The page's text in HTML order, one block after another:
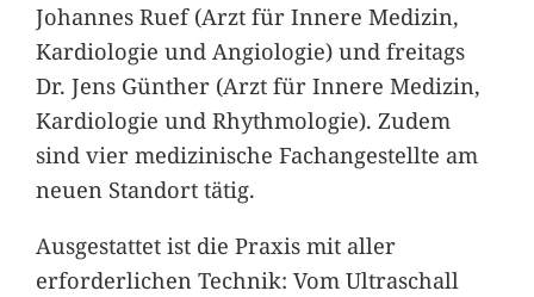
Johannes Ruef (Arzt für Innere Medizin,
Kardiologie und Angiologie) und freitags
Dr. Jens Günther (Arzt für Innere Medizin,
Kardiologie und Rhythmologie). Zudem
sind vier medizinische Fachangestellte am
neuen Standort tätig.
Ausgestattet ist die Praxis mit aller
erforderlichen Technik: Vom Ultraschall